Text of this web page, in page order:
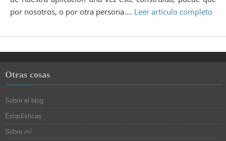
por nosotros, o por otra persona.… Leer artículo completo
Otras cosas
Sobre el blog
Estadísticas
Sobre mí